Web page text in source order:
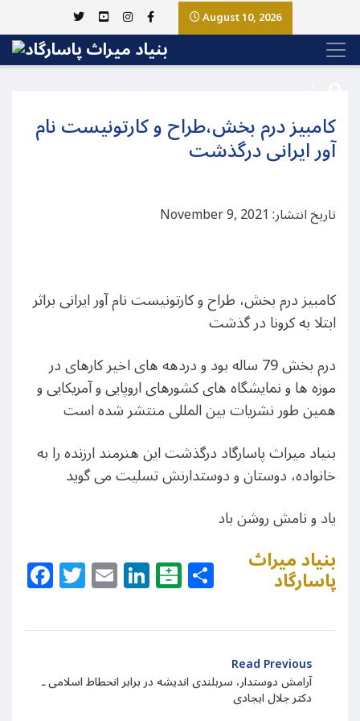
August 10, 2026
کامبیز درم بخش،طراح و کارتونیست نام
آور ایرانی درگذشت
تاریخ انتشار: November 9, 2021
کامبیز درم بخش، طراح و کارتونیست نام آور ایرانی براثر
ابتلا به کرونا در گذشت
درم بخش 79 ساله بود و دردهه های اخیر کارهای در
موزه ها و نمایشگاه های کشورهای اروپایی و آمریکایی و
همین طور نشریات بین المللی منتشر شده است
بنیاد میراث پاسارگاد درگذشت این هنرمند ارزنده را به
خانواده، دوستان و دوستدارنش تسلیت می گوید
یاد و نامش روشن باد
Facebook
Twitter
EmailLinkedIn
Balatarin
Share
بنیاد میراث
پاسارگاد
Read Previous
آرامش دوستدار، سربلندی اندیشه در برابر انحطاط اسلامی ـ
دکتر جلال ایجادی